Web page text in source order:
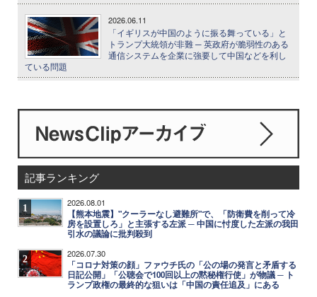
2026.06.11
「イギリスが中国のように振る舞っている」と
トランプ大統領が非難 ─ 英政府が脆弱性のある
通信システムを企業に強要して中国などを利し
ている問題
記事ランキング
1 2026.08.01
【熊本地震】"クーラーなし避難所"で、「防衛費を削って冷
房を設置しろ」と主張する左派 ─ 中国に忖度した左派の我田
引水の議論に批判殺到
2 2026.07.30
「コロナ対策の顔」ファウチ氏の「公の場の発言と矛盾する
日記公開」「公聴会で100回以上の黙秘権行使」が物議 ─ ト
ランプ政権の最終的な狙いは「中国の責任追及」にある